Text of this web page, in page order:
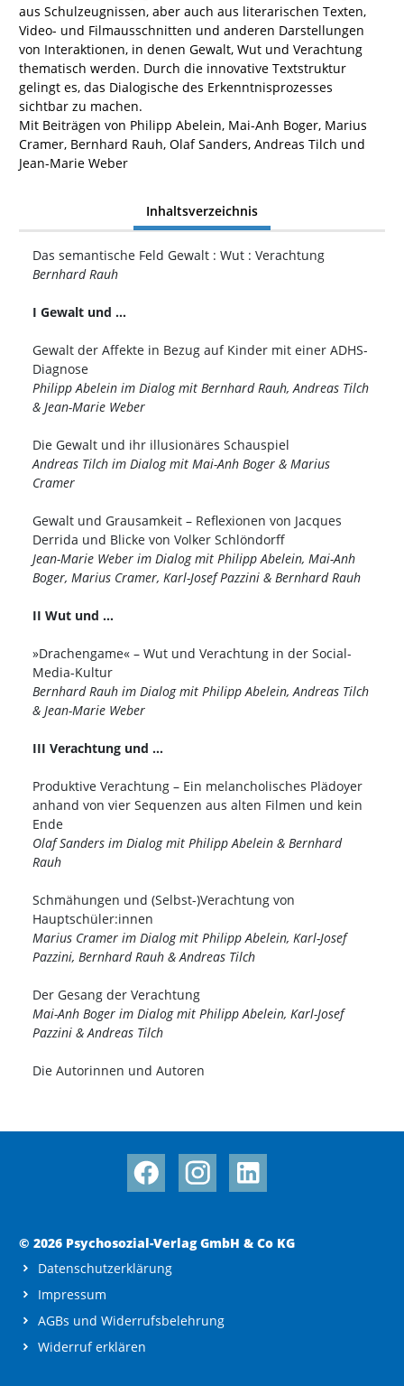
aus Schulzeugnissen, aber auch aus literarischen Texten,
Video- und Filmausschnitten und anderen Darstellungen
von Interaktionen, in denen Gewalt, Wut und Verachtung
thematisch werden. Durch die innovative Textstruktur
gelingt es, das Dialogische des Erkenntnisprozesses
sichtbar zu machen.
Mit Beiträgen von Philipp Abelein, Mai-Anh Boger, Marius
Cramer, Bernhard Rauh, Olaf Sanders, Andreas Tilch und
Jean-Marie Weber
Inhaltsverzeichnis
Das semantische Feld Gewalt : Wut : Verachtung
Bernhard Rauh
I Gewalt und …
Gewalt der Affekte in Bezug auf Kinder mit einer ADHS-
Diagnose
Philipp Abelein im Dialog mit Bernhard Rauh, Andreas Tilch
& Jean-Marie Weber
Die Gewalt und ihr illusionäres Schauspiel
Andreas Tilch im Dialog mit Mai-Anh Boger & Marius
Cramer
Gewalt und Grausamkeit – Reflexionen von Jacques
Derrida und Blicke von Volker Schlöndorff
Jean-Marie Weber im Dialog mit Philipp Abelein, Mai-Anh
Boger, Marius Cramer, Karl-Josef Pazzini & Bernhard Rauh
II Wut und …
»Drachengame« – Wut und Verachtung in der Social-
Media-Kultur
Bernhard Rauh im Dialog mit Philipp Abelein, Andreas Tilch
& Jean-Marie Weber
III Verachtung und …
Produktive Verachtung – Ein melancholisches Plädoyer
anhand von vier Sequenzen aus alten Filmen und kein
Ende
Olaf Sanders im Dialog mit Philipp Abelein & Bernhard
Rauh
Schmähungen und (Selbst-)Verachtung von
Hauptschüler:innen
Marius Cramer im Dialog mit Philipp Abelein, Karl-Josef
Pazzini, Bernhard Rauh & Andreas Tilch
Der Gesang der Verachtung
Mai-Anh Boger im Dialog mit Philipp Abelein, Karl-Josef
Pazzini & Andreas Tilch
Die Autorinnen und Autoren
© 2026 Psychosozial-Verlag GmbH & Co KG
Datenschutzerklärung
Impressum
AGBs und Widerrufsbelehrung
Widerruf erklären